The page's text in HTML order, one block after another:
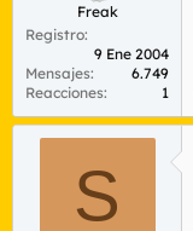
Freak
Registro
9 Ene 2004
Mensajes
6.749
Reacciones
1
S